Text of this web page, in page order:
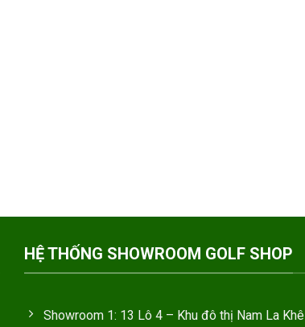
HỆ THỐNG SHOWROOM GOLF SHOP
Showroom 1: 13 Lô 4 – Khu đô thị Nam La Khê